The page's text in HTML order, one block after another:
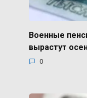
Военные
вырастут
0